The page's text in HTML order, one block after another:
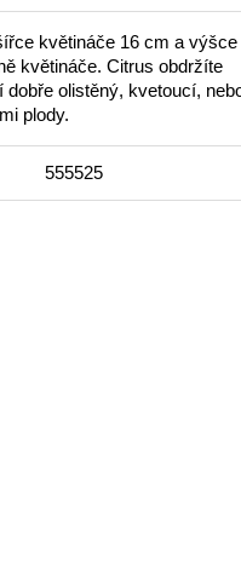
květináče 16 cm a výšce
květináče. Citrus obdržíte
dobře olistěný, kvetoucí,
plody.
555525